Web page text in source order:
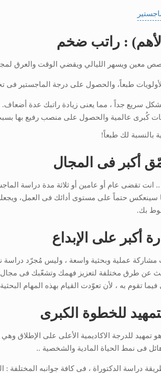
: راتب ضخم
معين ويسهر الليالي ويقضي الوقت والعرق
طبعاً، والحصول على درجة الماجستير
سريع جداً ، مما يعنى زيادة راتبك عدة أضعاف.
كُبرى عالمية والحصول على منصب رفيع بها
بالنسبة لك طبعاً!
أكبر فى المجال
انت تقضى عام أو عامين أو ثلاثة مدة دراسة
حتماً على مستوى أدائك فى العمل، ويجعله
بك.
أكبر على الإبداع
عملية وبحثية واسعة ، وليس مُجرّد دراسة
عن طرق مختلفة لتعزيز فهمك وتشعّبك فى
فيما تقوم به ، لأن تعوّدت القيام بهذه المهام
للخطوة الكبرى
للدرجة الاكاديمية الأعلى على الإطلاق وهي
فى نمط الحياة المادية والشخصية ..
دراسة الدكتوراة ، فى كافة جوانبه المختلفة :